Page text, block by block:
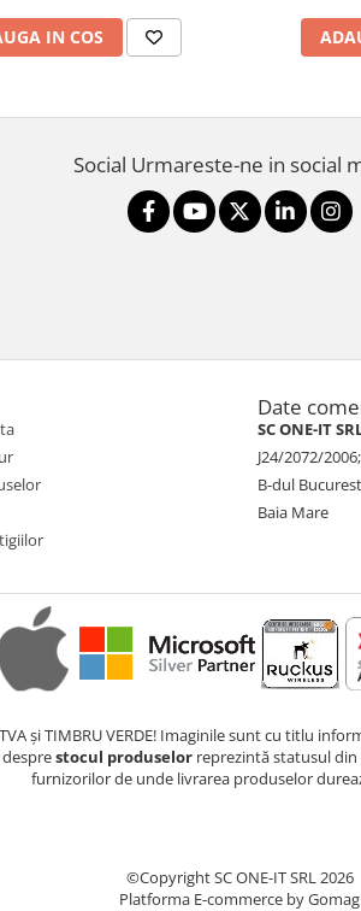
IN COS
Social Urmareste-ne in social
Date
SC ONE-IT
J24/2072/
B-dul
Baia Mare
și TIMBRU VERDE! Imaginile sunt cu titlu
stocul produselorreprezintă statusul din
furnizorilor de unde livrarea produselor
©Copyright SC ONE-IT SRL 2026
Platforma E-commerce by Gomag